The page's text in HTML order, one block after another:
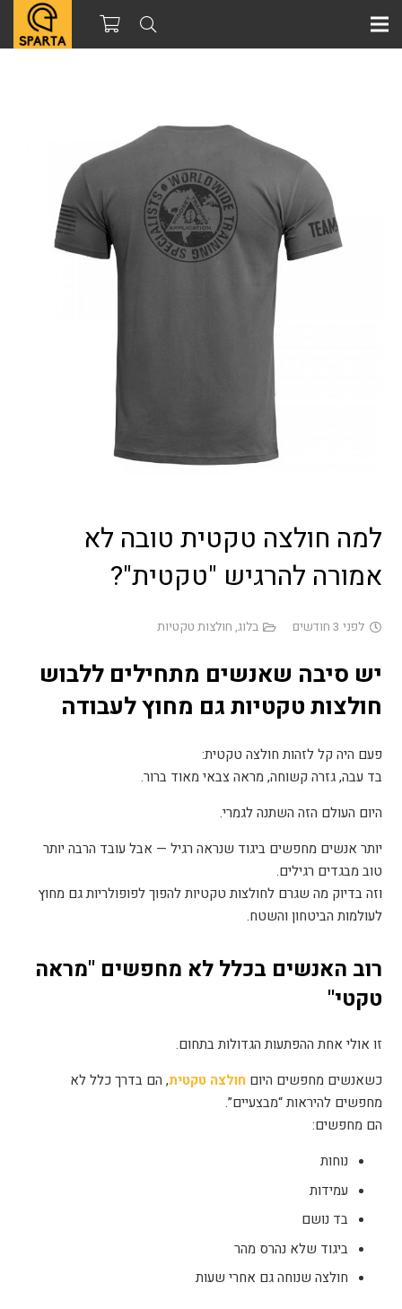
למה חולצה טקטית טובה לא
אמורה להרגיש "טקטית"?
לפני 3 חודשים בלוג, חולצות טקטיות
יש סיבה שאנשים מתחילים ללבוש
חולצות טקטיות גם מחוץ לעבודה
פעם היה קל לזהות חולצה טקטית:
בד עבה, גזרה קשוחה, מראה צבאי מאוד ברור.
היום העולם הזה השתנה לגמרי.
יותר אנשים מחפשים ביגוד שנראה רגיל — אבל עובד הרבה יותר
טוב מבגדים רגילים.
וזה בדיוק מה שגרם לחולצות טקטיות להפוך לפופולריות גם מחוץ
לעולמות הביטחון והשטח.
רוב האנשים בכלל לא מחפשים "מראה
טקטי"
זו אולי אחת ההפתעות הגדולות בתחום.
כשאנשים מחפשים היוםחולצה טקטית, הם בדרך כלל לא
מחפשים להיראות “מבצעיים”.
הם מחפשים:
נוחות
עמידות
בד נושם
ביגוד שלא נהרס מהר
חולצה שנוחה גם אחרי שעות